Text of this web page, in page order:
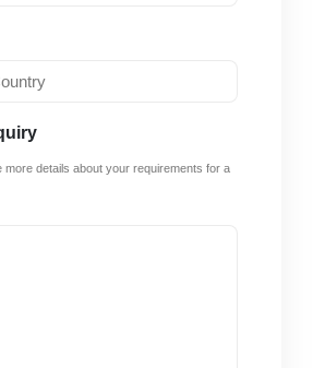
more details about your requirements for a